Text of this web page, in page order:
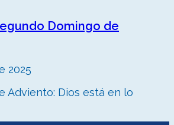
Domingo de
2025
Adviento: Dios está en lo